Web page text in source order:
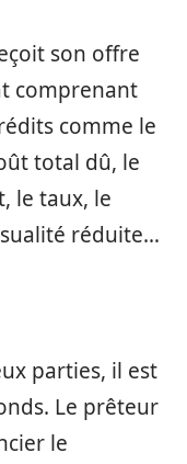
son offre
comprenant
comme le
total dû, le
le taux, le
réduite…
parties, il est
Le prêteur
le